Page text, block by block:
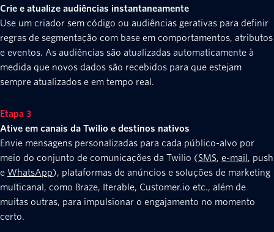
Crie e atualize audiências instantaneamente
Use um criador sem código ou audiências gerativas para definir
regras de segmentação com base em comportamentos, atributos
e eventos. As audiências são atualizadas automaticamente à
medida que novos dados são recebidos para que estejam
sempre atualizados e em tempo real.
Etapa 3
Ative em canais da Twilio e destinos nativos
Envie mensagens personalizadas para cada público-alvo por
meio do conjunto de comunicações da Twilio (SMS, e-mail , push
e WhatsApp), plataformas de anúncios e soluções de marketing
multicanal, como Braze, Iterable, Customer.io etc., além de
muitas outras, para impulsionar o engajamento no momento
certo.